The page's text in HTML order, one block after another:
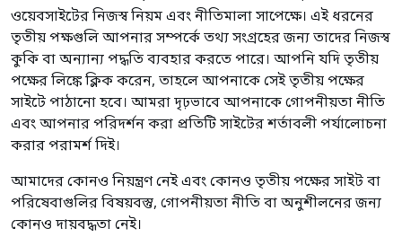
ওয়েবসাইটের নিজস্ব নিয়ম এবং নীতিমালা সাপেক্ষে। এই ধরনের
তৃতীয় পক্ষগুলি আপনার সম্পর্কে তথ্য সংগ্রহের জন্য তাদের নিজস্ব
কুকি বা অন্যান্য পদ্ধতি ব্যবহার করতে পারে। আপনি যদি তৃতীয়
পক্ষের লিঙ্কে ক্লিক করেন, তাহলে আপনাকে সেই তৃতীয় পক্ষের
সাইটে পাঠানো হবে। আমরা দৃঢ়ভাবে আপনাকে গোপনীয়তা নীতি
এবং আপনার পরিদর্শন করা প্রতিটি সাইটের শর্তাবলী পর্যালোচনা
করার পরামর্শ দিই।
আমাদের কোনও নিয়ন্ত্রণ নেই এবং কোনও তৃতীয় পক্ষের সাইট বা
পরিষেবাগুলির বিষয়বস্তু, গোপনীয়তা নীতি বা অনুশীলনের জন্য
কোনও দায়বদ্ধতা নেই।